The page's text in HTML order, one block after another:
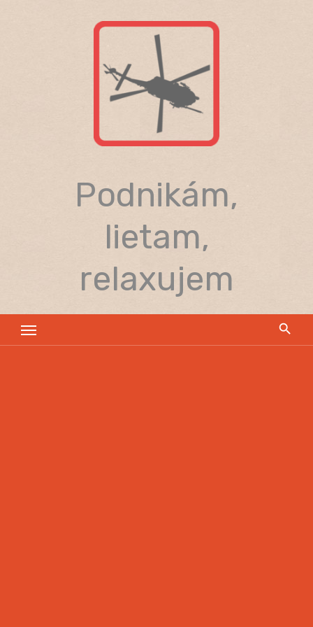
Podnikám,
lietam,
relaxujem